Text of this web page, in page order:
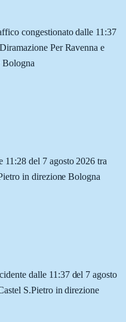
congestionato dalle 11:37
Per Ravenna e
Bologna
del 7 agosto 2026 tra
in direzione Bologna
dalle 11:37 del 7 agosto
S.Pietro in direzione